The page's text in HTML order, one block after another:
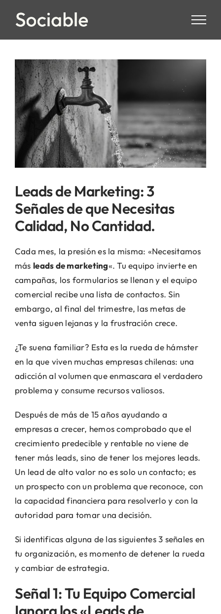
Leads de Marketing: 3
Señales de que Necesitas
Calidad, No Cantidad.
Cada mes, la presión es la misma: «Necesitamos
más leads de marketing«. Tu equipo invierte en
campañas, los formularios se llenan y el equipo
comercial recibe una lista de contactos. Sin
embargo, al final del trimestre, las metas de
venta siguen lejanas y la frustración crece.
¿Te suena familiar? Esta es la rueda de hámster
en la que viven muchas empresas chilenas: una
adicción al volumen que enmascara el verdadero
problema y consume recursos valiosos.
Después de más de 15 años ayudando a
empresas a crecer, hemos comprobado que el
crecimiento predecible y rentable no viene de
tener más leads, sino de tener los mejores leads.
Un lead de alto valor no es solo un contacto; es
un prospecto con un problema que reconoce, con
la capacidad financiera para resolverlo y con la
autoridad para tomar una decisión.
Si identificas alguna de las siguientes 3 señales en
tu organización, es momento de detener la rueda
y cambiar de estrategia.
Señal 1: Tu Equipo Comercial